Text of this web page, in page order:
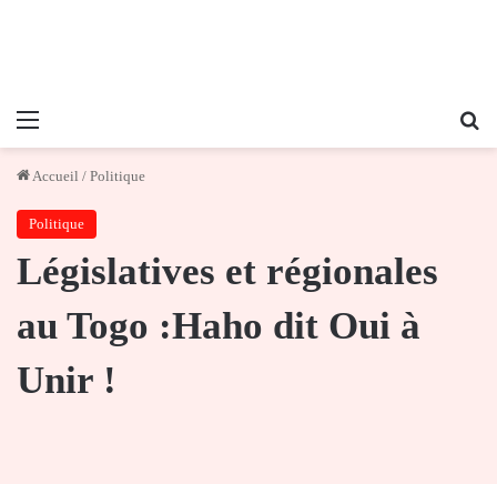
Menu
Accueil / Politique
Politique
Législatives et régionales
au Togo :Haho dit Oui à
Unir !